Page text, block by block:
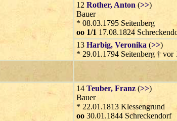
12 Rother, Anton (>>)
Bauer
* 08.03.1795 Seitenberg
oo 1/1 17.08.1824
13 Harbig, Veronika (>>)
* 29.01.1794 Seitenberg † vor
14 Teuber, Franz (>>)
Bauer
* 22.01.1813 Klessengrund
oo 30.01.1844 Schreckendorf